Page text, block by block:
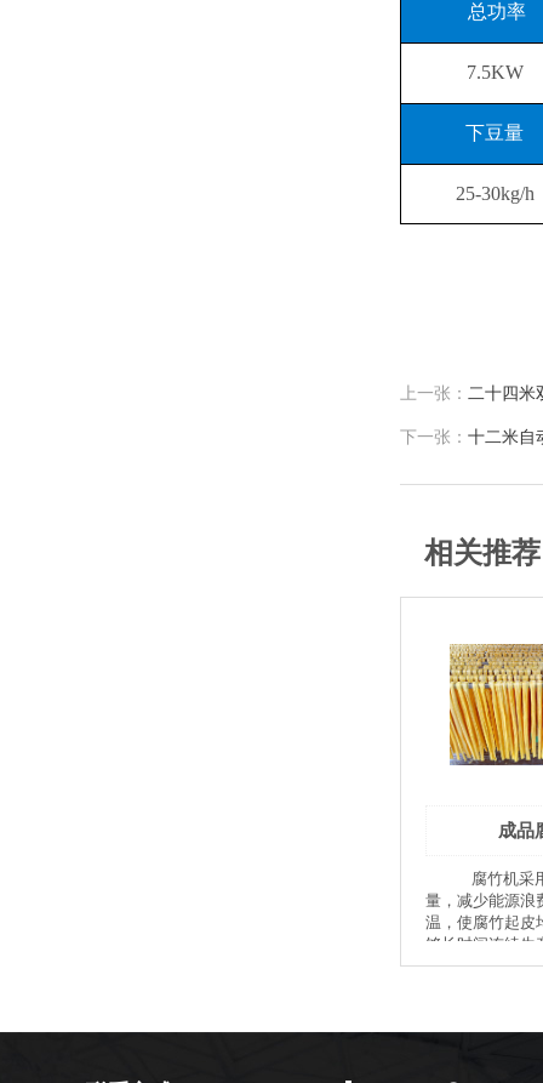
总功率
7.5KW
下豆量
25-30kg/h
上一张： 二十四米
下一张： 十二米自
相关推荐
成品
量，减少能源浪
温，使腐竹起皮
够长时间连续生
锅底次数。 腐
便切断晾挂。浆